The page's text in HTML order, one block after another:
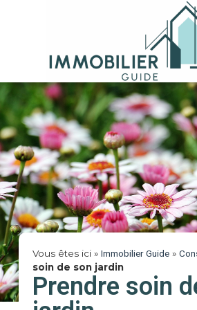
Vous êtes ici » Immobilier Guide»
soin de son jardin
Prendre soin